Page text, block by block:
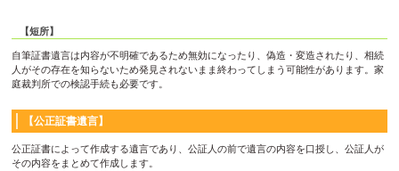
【短所】
自筆証書遺言は内容が不明確であるため無効になったり、偽造・変造されたり、相続
人がその存在を知らないため発見されないまま終わってしまう可能性があります。家
庭裁判所での検認手続も必要です。
【公正証書遺言】
公正証書によって作成する遺言であり、公証人の前で遺言の内容を口授し、公証人が
その内容をまとめて作成します。